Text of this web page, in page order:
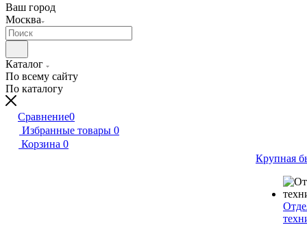
Ваш город
Москва
Каталог
По всему сайту
По каталогу
Сравнение0
Избранные товары 0
Корзина 0
Крупная